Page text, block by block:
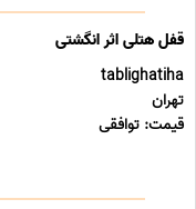
قفل هتلی اثر انگشتی
tablighatiha
تهران
قیمت: توافقی